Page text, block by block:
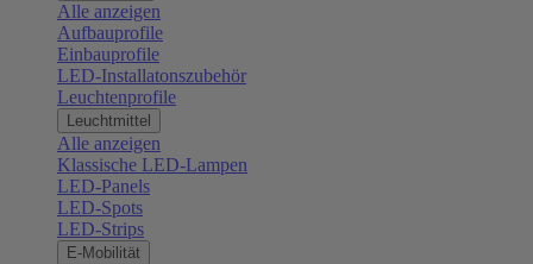
Alle anzeigen
Aufbauprofile
Einbauprofile
LED-Installatonszubehör
Leuchtenprofile
Leuchtmittel
Alle anzeigen
Klassische LED-Lampen
LED-Panels
LED-Spots
LED-Strips
E-Mobilität